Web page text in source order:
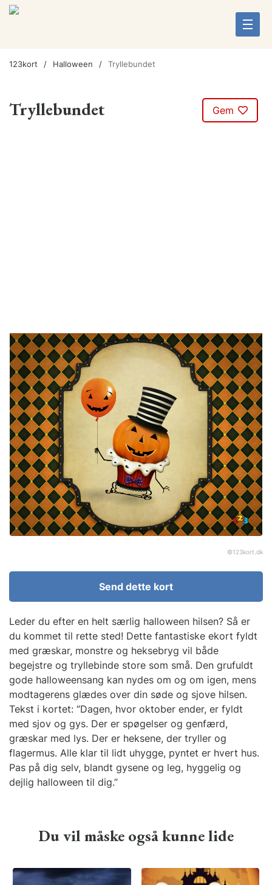
123kort Halloween Tryllebundet
Tryllebundet Gem
©123kort.dk
Send dette kort
Leder du efter en helt særlig halloween hilsen? Så er
du kommet til rette sted! Dette fantastiske ekort fyldt
med græskar, monstre og heksebryg vil både
begejstre og tryllebinde store som små. Den grufuldt
gode halloweensang kan nydes om og om igen, mens
modtagerens glædes over din søde og sjove hilsen.
Tekst i kortet: “Dagen, hvor oktober ender, er fyldt
med sjov og gys. Der er spøgelser og genfærd,
græskar med lys. Der er heksene, der tryller og
flagermus. Alle klar til lidt uhygge, pyntet er hvert hus.
Pas på dig selv, blandt gysene og leg, hyggelig og
dejlig halloween til dig.”
Du vil måske også kunne lide